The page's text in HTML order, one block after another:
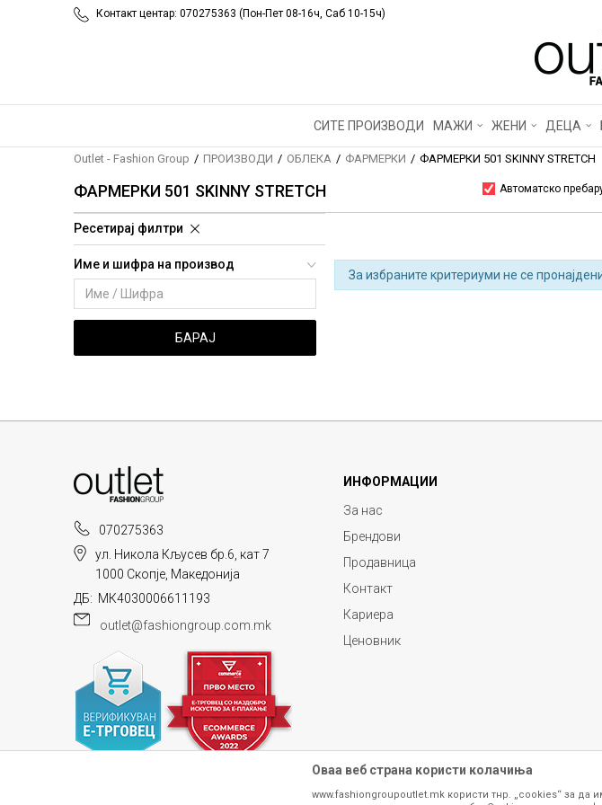
Контакт центар: 070275363 (Пон-Пет 08-16ч, Саб 10-15ч)
СИТЕ ПРОИЗВОДИ МАЖИ ЖЕНИ ДЕЦА
Outlet - Fashion Group ПРОИЗВОДИ ОБЛЕКА ФАРМЕРКИ ФАРМЕРКИ 501 SKINNY STRETCH
ФАРМЕРКИ 501 SKINNY STRETCH Автоматско
Ресетирај филтри
Име и шифра на производ
БАРАЈ
За избраните критериуми не се
070275363
ул. Никола Кљусев бр.6, кат 7
1000 Скопје, Македонија
ДБ: МК4030006611193
outlet@fashiongroup.com.mk
ИНФОРМАЦИИ
За нас
Брендови
Продавница
Контакт
Кариера
Ценовник
Оваа веб страна користи колачиња
www.fashiongroupoutlet.mk користи тнр. „cookies“ за да